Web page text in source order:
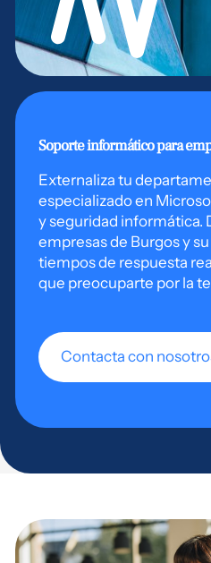
Soporte informático para
Externaliza tu
especializado en
y seguridad informática.
empresas de Burgos y
tiempos de respuesta
que preocuparte por la
Contacta con